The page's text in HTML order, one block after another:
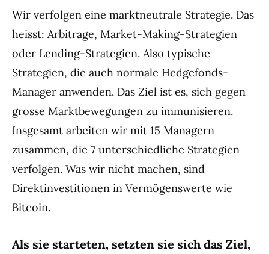
Wir verfolgen eine marktneutrale Strategie. Das
heisst: Arbitrage, Market-Making-Strategien
oder Lending-Strategien. Also typische
Strategien, die auch normale Hedgefonds-
Manager anwenden. Das Ziel ist es, sich gegen
grosse Marktbewegungen zu immunisieren.
Insgesamt arbeiten wir mit 15 Managern
zusammen, die 7 unterschiedliche Strategien
verfolgen. Was wir nicht machen, sind
Direktinvestitionen in Vermögenswerte wie
Bitcoin.
Als sie starteten, setzten sie sich das Ziel,